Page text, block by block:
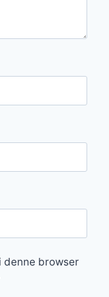
denne browser